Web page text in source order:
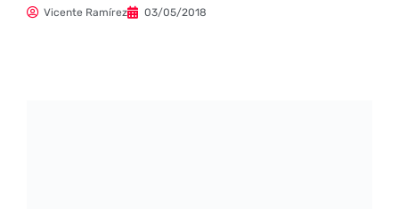
Vicente Ramírez 03/05/2018